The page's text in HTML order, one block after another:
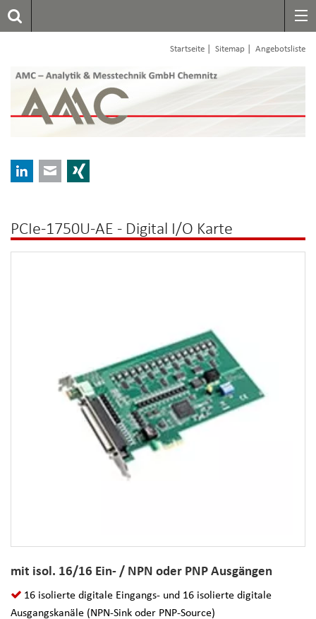
Startseite Sitemap Angebotsliste
LinkedInE-mail
PCIe-1750U-AE - Digital I/O Karte
mit isol. 16/16 Ein- / NPN oder PNP Ausgängen
16 isolierte digitale Eingangs- und 16 isolierte digitale
Ausgangskanäle (NPN-Sink oder PNP-Source)